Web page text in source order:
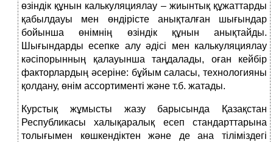
өзіндік құнын калькуляциялау – жиынтық құжаттарды
қабылдауы мен өндірісте анықталған шығындар
бойынша өнімнің өзіндік құнын анықтайды.
Шығындарды есепке алу әдісі мен калькуляциялау
кәсіпорынның қалауынша таңдалады, оған кейбір
факторлардың әсеріне: бұйым саласы, технологияны
қолдану, өнім ассортименті және т.б. жатады.
Курстық жұмысты жазу барысында Қазақстан
Республикасы халықаралық есеп стандарттарына
толығымен көшкендіктен және де ана тіліміздегі